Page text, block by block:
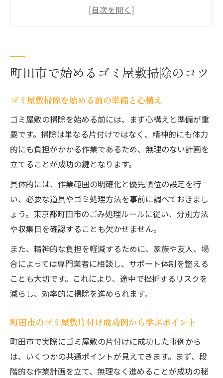
ゴミ屋敷を簡単に片付ける実践法
部屋の片付けを効率化する分別と仕分けの
コツ
汚部屋掃除に役立つ便利グッズと使い方
ゴミ屋敷片付け代行サービス活用のポイン
ト
短時間で終わるゴミ屋敷片付けの秘訣
効率重視のゴミ屋敷整理術を解説
ゴミ屋敷掃除の効率を上げるスケジュール
術
ごみ部屋を短期間で片付ける実践的な方法
ゴミ屋敷片付けで挫折しない工夫と対策
部屋の片付けを成功させるチェックリスト
自分で進めるゴミ屋敷片付けの秘訣
ゴミ屋敷掃除を自分で進める基本ステップ
部屋の片付け自力で成功させるコツ
汚部屋掃除を諦めないための工夫
町田市で始めるゴミ屋敷掃除のコツ
ゴミ屋敷掃除を始める前の準備と心構え
ゴミ屋敷の掃除を始める前には、まず心構えと準備が重
要です。掃除は単なる片付けではなく、精神的にも体力
的にも負担がかかる作業であるため、無理のない計画を
立てることが成功の鍵となります。
具体的には、作業範囲の明確化と優先順位の設定を行
い、必要な道具やゴミ処理方法を事前に調べておきまし
ょう。東京都町田市のごみ処理ルールに従い、分別方法
や収集日を確認することも欠かせません。
また、精神的な負担を軽減するために、家族や友人、場
合によっては専門業者に相談し、サポート体制を整える
ことも大切です。これにより、途中で挫折するリスクを
減らし、効率的に掃除を進められます。
町田市のゴミ屋敷片付け成功例から学ぶポイント
町田市で実際にゴミ屋敷の片付けに成功した事例から
は、いくつかの共通ポイントが見えてきます。まず、段
階的な作業計画を立て、無理なく進めることが成功の秘